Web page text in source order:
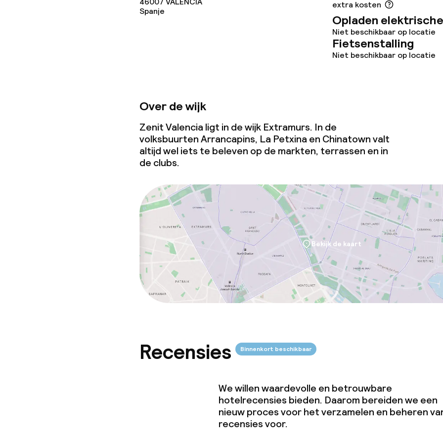
Vergaderruimte
Spanje
extra kosten
Opladen
Niet beschikbaar op locatie
Fietsenstalling
Niet beschikbaar op locatie
Over de wijk
Zenit Valencia ligt in de wijk Extramurs. In de
volksbuurten Arrancapins, La Petxina en Chinatown valt
altijd wel iets te beleven op de markten, terrassen en in
de clubs.
Bekijk de kaart
Recensies Binnenkort beschikbaar
We willen waardevolle en betrouwbare
hotelrecensies bieden. Daarom bereiden we een
nieuw proces voor het verzamelen en beheren
recensies voor.